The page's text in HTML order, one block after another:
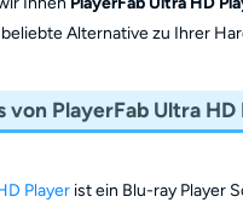
Alternative zu Ihrer
von PlayerFab Ultra HD
Playerist ein Blu-ray Player